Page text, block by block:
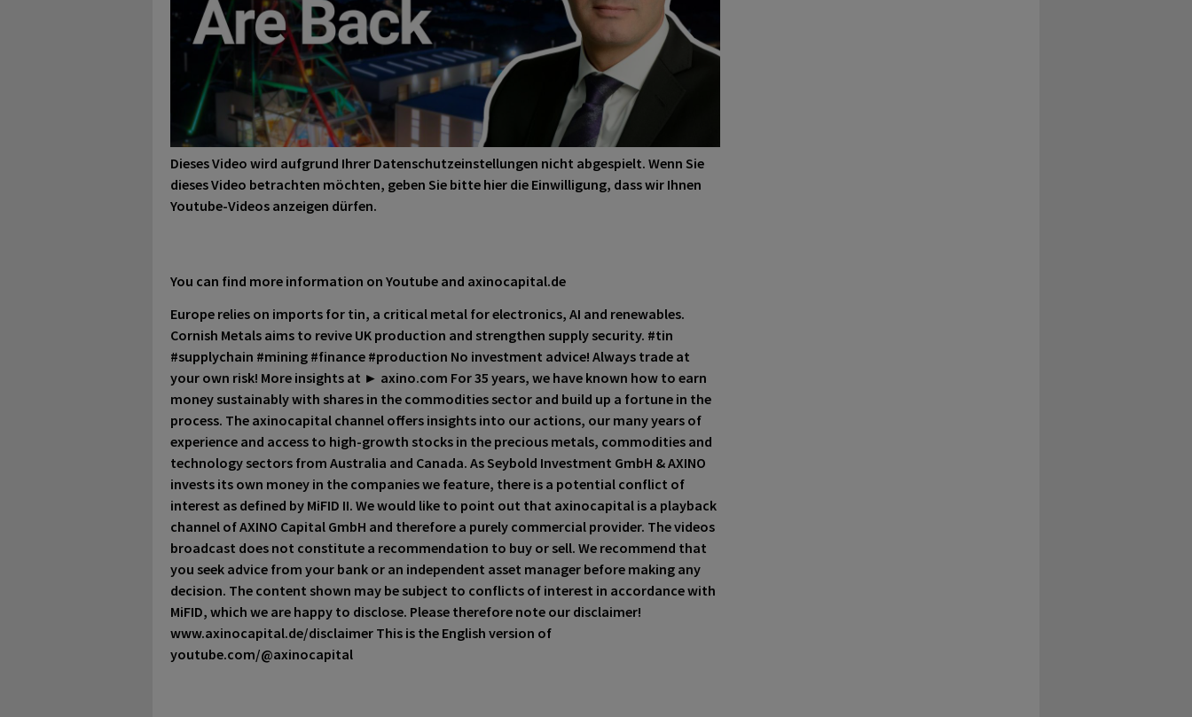
Dieses Video wird aufgrund Ihrer Datenschutzeinstellungen nicht abgespielt. Wenn Sie
dieses Video betrachten möchten, geben Sie bitte hier die Einwilligung, dass wir Ihnen
Youtube-Videos anzeigen dürfen.
You can find more information on Youtube and axinocapital.de
Europe relies on imports for tin, a critical metal for electronics, AI and renewables.
Cornish Metals aims to revive UK production and strengthen supply security. #tin
#supplychain #mining #finance #production No investment advice! Always trade at
your own risk! More insights at ► axino.com For 35 years, we have known how to earn
money sustainably with shares in the commodities sector and build up a fortune in the
process. The axinocapital channel offers insights into our actions, our many years of
experience and access to high-growth stocks in the precious metals, commodities and
technology sectors from Australia and Canada. As Seybold Investment GmbH & AXINO
invests its own money in the companies we feature, there is a potential conflict of
interest as defined by MiFID II. We would like to point out that axinocapital is a playback
channel of AXINO Capital GmbH and therefore a purely commercial provider. The videos
broadcast does not constitute a recommendation to buy or sell. We recommend that
you seek advice from your bank or an independent asset manager before making any
decision. The content shown may be subject to conflicts of interest in accordance with
MiFID, which we are happy to disclose. Please therefore note our disclaimer!
www.axinocapital.de/disclaimer This is the English version of
youtube.com/@axinocapital